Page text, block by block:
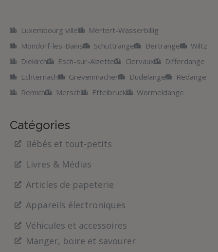
Luxembourg ville
Mertert-Wasserbillig
Mondorf-les-Bains
Schuttrange Bertrange
Wiltz
Diekirch
Esch-sur-Alzette Clervaux
Differdange
Echternach
Grevenmacher Dudelange
Redange
Remich
Mersch Ettelbruck Wormeldange
Catégories
Bébés et tout-petits
Livres & Médias
Articles de papeterie
Appareils électroniques
Véhicules et accessoires
Manger, boire et savourer